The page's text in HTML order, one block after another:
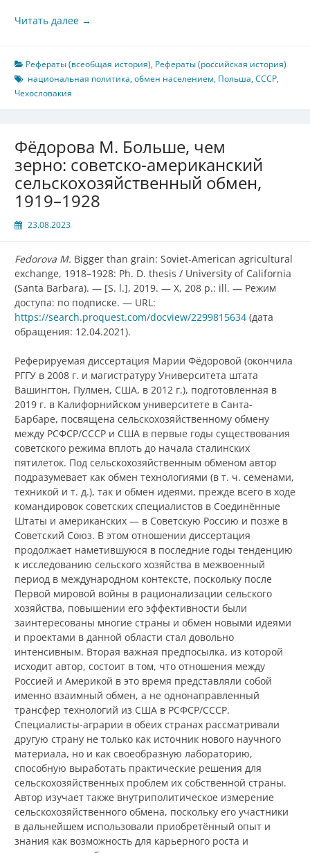
Читать далее →
Рефераты (всеобщая история), Рефераты (российская история)
национальная политика,обмен населением, Польша,СССР,
Чехословакия
Фёдорова М. Больше, чем
зерно: советско-американский
сельскохозяйственный обмен,
1919–1928
23.08.2023
Fedorova M. Bigger than grain: Soviet-American agricultural
exchange, 1918–1928: Ph. D. thesis / University of California
(Santa Barbara). — [S. l.], 2019. — X, 208 p.: ill. — Режим
доступа: по подписке. — URL:
https://search.proquest.com/docview/2299815634 (дата
обращения: 12.04.2021).
Реферируемая диссертация Марии Фёдоровой (окончила
РГГУ в 2008 г. и магистратуру Университета штата
Вашингтон, Пулмен, США, в 2012 г.), подготовленная в
2019 г. в Калифорнийском университете в Санта-
Барбаре, посвящена сельскохозяйственному обмену
между РСФСР/СССР и США в первые годы существования
советского режима вплоть до начала сталинских
пятилеток. Под сельскохозяйственным обменом автор
подразумевает как обмен технологиями (в т. ч. семенами,
техникой и т. д.), так и обмен идеями, прежде всего в ходе
командировок советских специалистов в Соединённые
Штаты и американских — в Советскую Россию и позже в
Советский Союз. В этом отношении диссертация
продолжает наметившуюся в последние годы тенденцию
к исследованию сельского хозяйства в межвоенный
период в международном контексте, поскольку после
Первой мировой войны в рационализации сельского
хозяйства, повышении его эффективности были
заинтересованы многие страны и обмен новыми идеями
и проектами в данной области стал довольно
интенсивным. Вторая важная предпосылка, из которой
исходит автор, состоит в том, что отношения между
Россией и Америкой в это время представляли собой
именно взаимный обмен, а не однонаправленный
трансфер технологий из США в РСФСР/СССР.
Специалисты-аграрии в обеих странах рассматривали
другую страну не только как источник нового научного
материала, но и как своеобразную лабораторию,
способную выработать практические решения для
сельскохозяйственных проблем их собственной страны.
Автор изучает также внутриполитическое измерение
сельскохозяйственного обмена, поскольку его участники
в дальнейшем использовали приобретённый опыт и
знания как возможность для карьерного роста и